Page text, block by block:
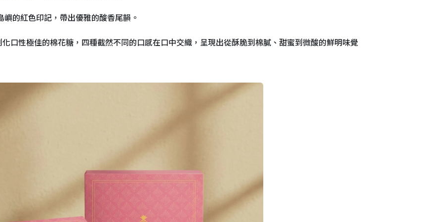
的紅色印記，帶出優雅的酸香尾韻。
口性極佳的棉花糖，四種截然不同的口感在口中交織，呈現出從酥脆到棉膩、甜蜜到微酸的鮮明味覺